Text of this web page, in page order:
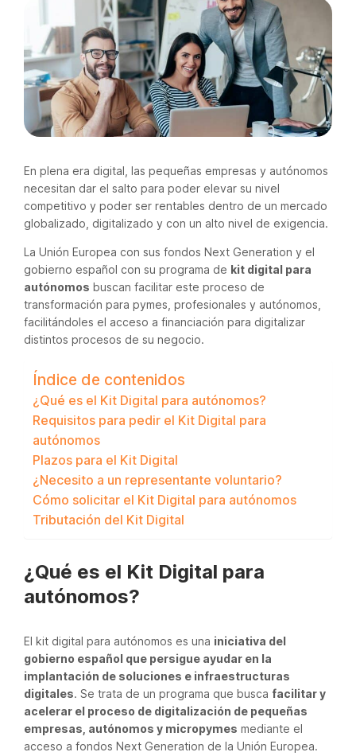
En plena era digital, las pequeñas empresas y autónomos
necesitan dar el salto para poder elevar su nivel
competitivo y poder ser rentables dentro de un mercado
globalizado, digitalizado y con un alto nivel de exigencia.
La Unión Europea con sus fondos Next Generation y el
gobierno español con su programa de kit digital para
autónomos buscan facilitar este proceso de
transformación para pymes, profesionales y autónomos,
facilitándoles el acceso a financiación para digitalizar
distintos procesos de su negocio.
Índice de contenidos
¿Qué es el Kit Digital para autónomos?
Requisitos para pedir el Kit Digital para
autónomos
Plazos para el Kit Digital
¿Necesito a un representante voluntario?
Cómo solicitar el Kit Digital para autónomos
Tributación del Kit Digital
¿Qué es el Kit Digital para
autónomos?
El kit digital para autónomos es una iniciativa del
gobierno español que persigue ayudar en la
implantación de soluciones e infraestructuras
digitales. Se trata de un programa que busca facilitar y
acelerar el proceso de digitalización de pequeñas
empresas, autónomos y micropymes mediante el
acceso a fondos Next Generation de la Unión Europea.